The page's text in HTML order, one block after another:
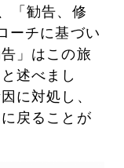
「勧告、修
ーチに基づい
」はこの旅
述べまし
に対処し、
戻ることが